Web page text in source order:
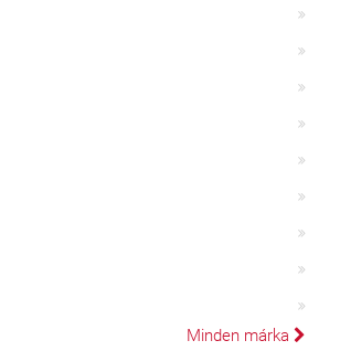
Minden márka